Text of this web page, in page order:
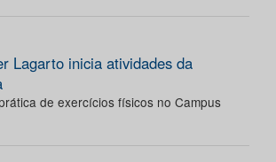
Lagarto inicia atividades da
de exercícios físicos no Campus